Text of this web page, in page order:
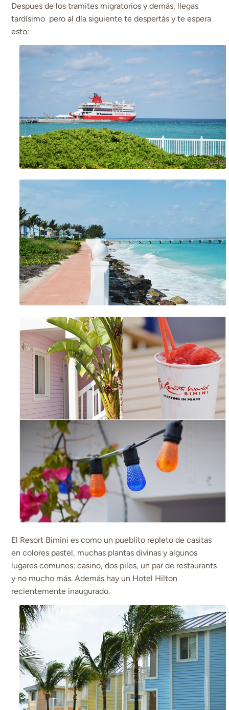
Despues de los tramites migratorios y demás, llegas
tardísimo pero al día siguiente te despertás y te espera
esto:
El Resort Bimini es como un pueblito repleto de casitas
en colores pastel, muchas plantas divinas y algunos
lugares comunes: casino, dos piles, un par de restaurants
y no mucho más. Además hay un Hotel Hilton
recientemente inaugurado.